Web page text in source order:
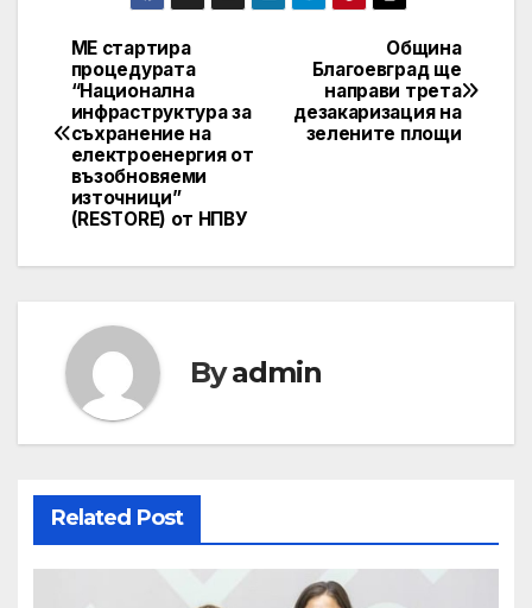
Post
navigation
Община
Благоевград ще
направи трета
дезакаризация на
зелените площи
МЕ стартира
процедурата
“Национална
инфраструктура за
съхранение на
електроенергия от
възобновяеми
източници”
(RESTORE) от НПВУ
Byadmin
Related Post